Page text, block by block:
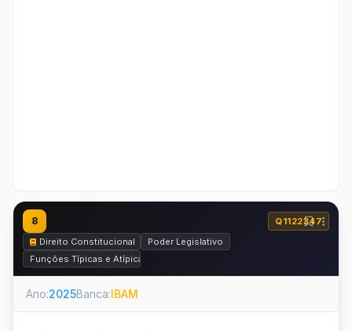
8
Q1122347
Direito Constitucional
Poder Legislativo
Funções Típicas e Atípicas
Ano:2025Banca:IBAM